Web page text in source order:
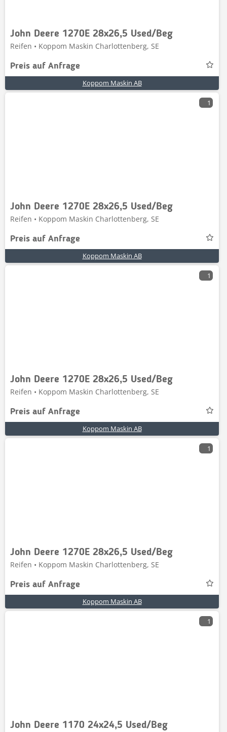
John Deere 1270E 28x26,5 Used/Beg
Reifen • Koppom Maskin Charlottenberg, SE
Preis auf Anfrage
Koppom Maskin AB
1
John Deere 1270E 28x26,5 Used/Beg
Reifen • Koppom Maskin Charlottenberg, SE
Preis auf Anfrage
Koppom Maskin AB
1
John Deere 1270E 28x26,5 Used/Beg
Reifen • Koppom Maskin Charlottenberg, SE
Preis auf Anfrage
Koppom Maskin AB
1
John Deere 1270E 28x26,5 Used/Beg
Reifen • Koppom Maskin Charlottenberg, SE
Preis auf Anfrage
Koppom Maskin AB
1
John Deere 1170 24x24,5 Used/Beg